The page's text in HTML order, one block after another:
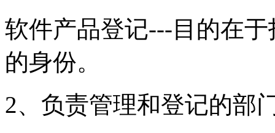
软件产品登记---目的在
的身份。
2、负责管理和登记的部